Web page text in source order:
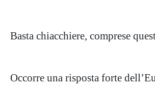
Basta chiacchiere, comprese
Occorre una risposta forte